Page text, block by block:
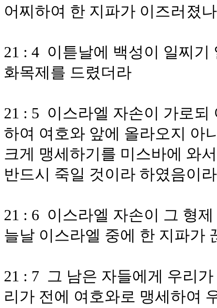
어찌하여 한 지파가 이즈러졌
21 : 4 이튿날에 백성이 일찌
화목제를 드렸더라
21 : 5 이스라엘 자손이 가로
하여 여호와 앞에 올라오지 아
크게 맹세하기를 미스바에 와
반드시 죽일 것이라 하였음이라
21 : 6 이스라엘 자손이 그 형
늘날 이스라엘 중에 한 지파가
21 : 7 그 남은 자들에게 우리
리가 전에 여호와로 맹세하여